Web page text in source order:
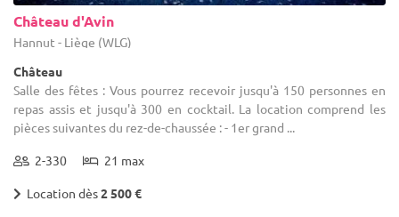
Château d'Avin
Hannut - Liège (WLG)
Château
Salle des fêtes : Vous pourrez recevoir jusqu'à 150 personnes en
repas assis et jusqu'à 300 en cocktail. La location comprend les
pièces suivantes du rez-de-chaussée : - 1er grand ...
2-330 21 max
Location dès2 500 €